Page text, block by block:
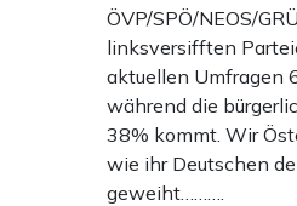
ÖVP/SPÖ/NEOS/
linksversifften
aktuellen Umfragen
während die
38% kommt. Wir
wie ihr Deutschen
geweiht……….